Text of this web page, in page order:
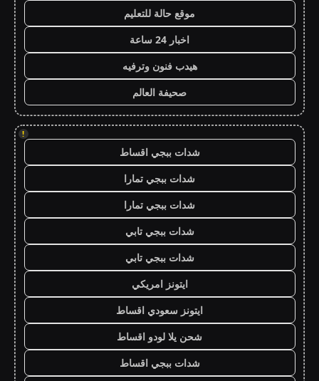
موقع حالة للتعليم
اخبار 24 ساعة
هيدب فنون وترفيه
صحيفة العالم
!
شدات ببجي اقساط
شدات ببجي تمارا
شدات ببجي تمارا
شدات ببجي تابي
شدات ببجي تابي
ايتونز امريكي
ايتونز سعودي اقساط
شحن يلا لودو اقساط
شدات ببجي اقساط